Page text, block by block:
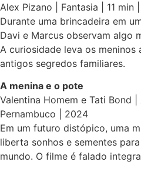
Alex Pizano | Fantasia | 11 min
Durante uma brincadeira em
Davi e Marcus observam algo
A curiosidade leva os meninos
antigos segredos familiares.
A menina e o pote
Valentina Homem e Tati Bond |
Pernambuco | 2024
Em um futuro distópico, uma
liberta sonhos e sementes
mundo. O filme é falado